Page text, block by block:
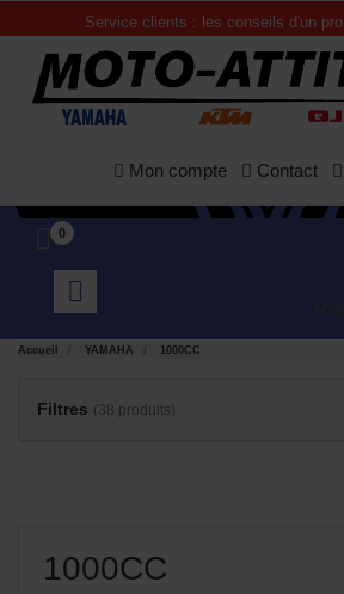
Service clients : les conseils d'un pro
Mon compte Contact
0
Accueil YAMAHA 1000CC
Filtres (38 produits)
1000CC